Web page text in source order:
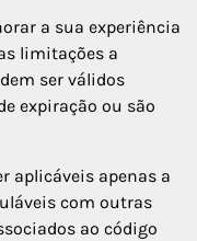
a sua experiência
limitações a
ser válidos
expiração ou são
aplicáveis apenas a
com outras
ao código